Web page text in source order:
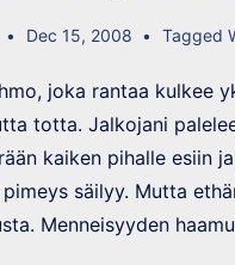
Dec 15, 2008 Tagged
joka rantaa kulkee
totta. Jalkojani
kaiken pihalle esiin
säilyy. Mutta
Menneisyyden